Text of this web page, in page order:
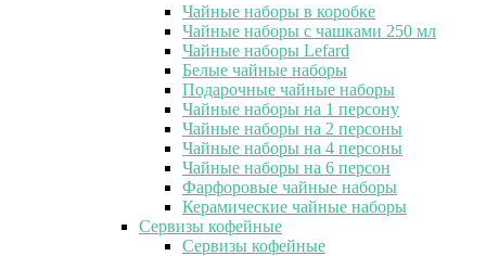
Чайные наборы в коробке
Чайные наборы с чашками 250 мл
Чайные наборы Lefard
Белые чайные наборы
Подарочные чайные наборы
Чайные наборы на 1 персону
Чайные наборы на 2 персоны
Чайные наборы на 4 персоны
Чайные наборы на 6 персон
Фарфоровые чайные наборы
Керамические чайные наборы
Сервизы кофейные
Сервизы кофейные